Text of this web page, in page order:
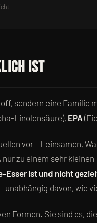
ist
sondern eine
Linolensäure), EPA
vor – Leinsamen,
zu einem sehr
Esser ist und nicht
– unabhängig davon, wie
Formen. Sie sind es,